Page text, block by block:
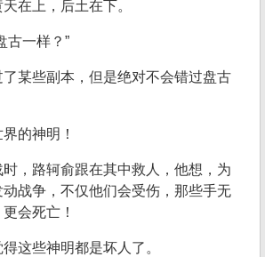
在上，后土在下。
古一样？”
某些副本，但是绝对不会错过盘古
的神明！
时，路轲俞跟在其中救人，他想，为
战争，不仅他们会受伤，那些手无
会死亡！
这些神明都是坏人了。